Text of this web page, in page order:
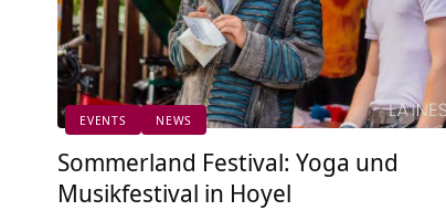
EVENTS NEWS
Sommerland Festival: Yoga und
Musikfestival in Hoyel